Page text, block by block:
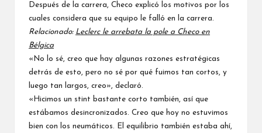
Después de la carrera, Checo explicó los motivos por los
cuales considera que su equipo le falló en la carrera.
Relacionado: Leclerc le arrebata la pole a Checo en
Bélgica
«No lo sé, creo que hay algunas razones estratégicas
detrás de esto, pero no sé por qué fuimos tan cortos, y
luego tan largos, creo», declaró.
«Hicimos un stint bastante corto también, así que
estábamos desincronizados. Creo que hoy no estuvimos
bien con los neumáticos. El equilibrio también estaba ahí,